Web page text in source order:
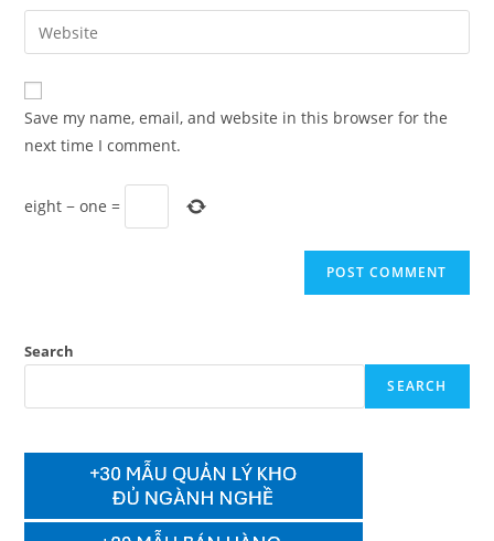
comment
email
address
comment
Enter
your
website
URL
(optional)
Save my name, email, and website in this browser for the
next time I comment.
eight −one =
Search
SEARCH